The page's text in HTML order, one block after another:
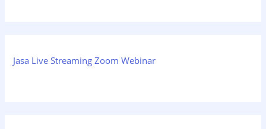
Jasa Live Streaming Zoom Webinar